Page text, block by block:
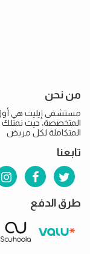
من نحن
مستشفى إيليت هي
المتكاملة لكل مريض
تابعنا
طرق الدفع